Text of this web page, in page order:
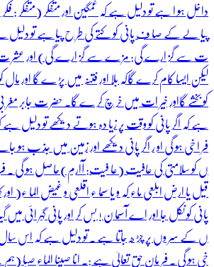
داخل ہو ا ہے تو دلیل ہے کہ غمگین اور متفکر (متفکر : فکر
پیا لے کے صا ف پانی کو کتے کی طر ح پیا ہے تو
ت سے گز ارے گی: مز ے سے گز ارے گی) اور عشر
لیکن ایسا کام کرے گاکہ بلا اور فتنہ میں پڑ ے گا اور مال
کو بخشے گااور خیر ات میں خر چ کر ے گا۔ حضر ت جابر مغر
ہے کہ اگر پانی کو وقت پر زیا دہ ہوتے دیکھے تو
فر ا خی ہو گی او ر اگر پانی دیکھے اور زمین میں جذ ب ہو
ں کو سلامتی کی عافیت (عا فیت: آارم)حاصل ہو گی ۔
قیل یا ارض ابلعی ماء کہ و یا سما ء اقلعی و غیض الما ء(
پانی کو نکل جا اور اے آسما ن ! بس کر اور پانی گہر ائی میں
ں کے سر وں پر چڑ ھ جاتا ہے ۔ تو دلیل ہے کہ اس
خی ہو گی ۔ فر مان حق تعالیٰ ہے :۔ انا صینا الماء صبا